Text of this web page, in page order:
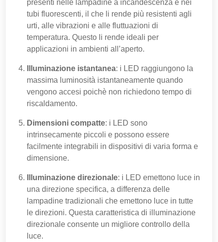
presenti nelle lampadine a incandescenza e nei
tubi fluorescenti, il che li rende più resistenti agli
urti, alle vibrazioni e alle fluttuazioni di
temperatura. Questo li rende ideali per
applicazioni in ambienti all’aperto.
Illuminazione istantanea: i LED raggiungono la
massima luminosità istantaneamente quando
vengono accesi poichè non richiedono tempo di
riscaldamento.
Dimensioni compatte: i LED sono
intrinsecamente piccoli e possono essere
facilmente integrabili in dispositivi di varia forma e
dimensione.
Illuminazione direzionale: i LED emettono luce in
una direzione specifica, a differenza delle
lampadine tradizionali che emettono luce in tutte
le direzioni. Questa caratteristica di illuminazione
direzionale consente un migliore controllo della
luce.